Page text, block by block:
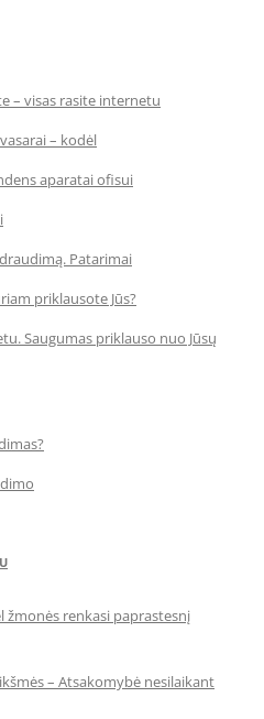
– visas rasite internetu
– kodėl
aparatai ofisui
Patarimai
priklausote Jūs?
Saugumas priklauso nuo Jūsų
renkasi paprastesnį
– Atsakomybė nesilaikant